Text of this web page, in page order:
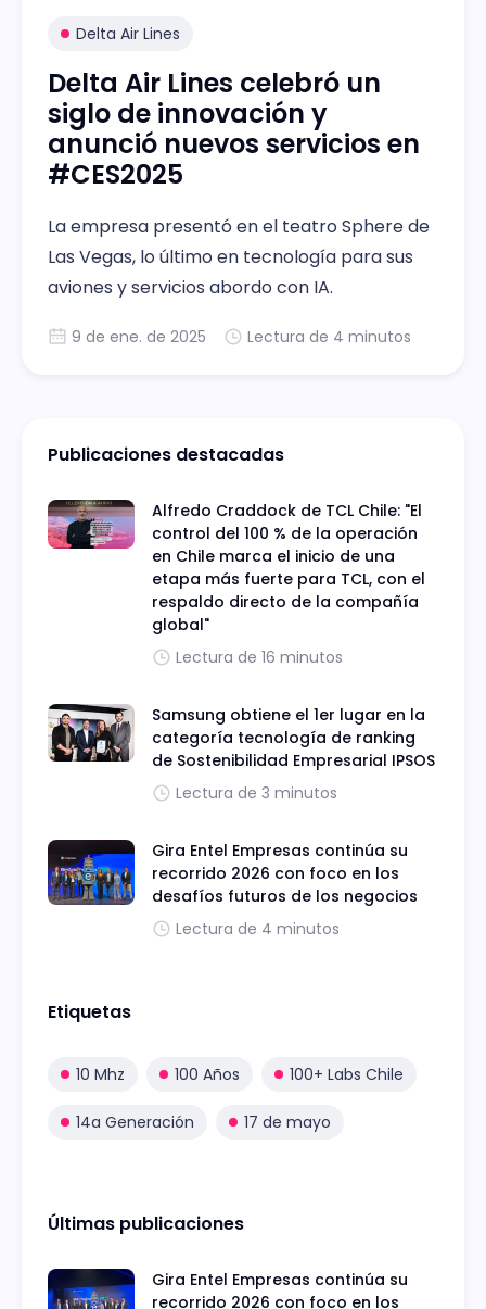
Delta Air Lines
Delta Air Lines celebró un
siglo de innovación y
anunció nuevos servicios en
#CES2025
La empresa presentó en el teatro Sphere de
Las Vegas, lo último en tecnología para sus
aviones y servicios abordo con IA.
9 de ene. de 2025 Lectura de 4 minutos
Publicaciones destacadas
Alfredo Craddock de TCL Chile: "El
control del 100 % de la operación
en Chile marca el inicio de una
etapa más fuerte para TCL, con el
respaldo directo de la compañía
global"
Lectura de 16 minutos
Samsung obtiene el 1er lugar en la
categoría tecnología de ranking
de Sostenibilidad Empresarial IPSOS
Lectura de 3 minutos
Gira Entel Empresas continúa su
recorrido 2026 con foco en los
desafíos futuros de los negocios
Lectura de 4 minutos
Etiquetas
10 Mhz 100 Años 100+ Labs Chile
14a Generación 17 de mayo
Últimas publicaciones
Gira Entel Empresas continúa su
recorrido 2026 con foco en los